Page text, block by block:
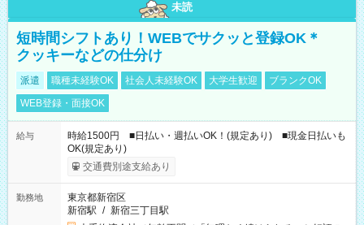
未読
短時間シフトあり！WEBでサクッと登録OK＊
クッキーなどの仕分け
派遣 職種未経験OK 社会人未経験OK 大学生歓迎
ブランクOK
WEB登録・面接OK
給与
時給1500円 ■日払い・週払いOK！(規定あり) ■現金日払いも
OK(規定あり)
交通費別途支給あり
勤務地
東京都新宿区
新宿駅 / 新宿三丁目駅